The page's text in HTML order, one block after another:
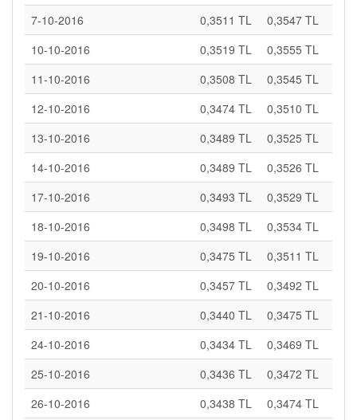
7-10-2016
0,3511 TL
0,3547 TL
10-10-2016
0,3519 TL
0,3555 TL
11-10-2016
0,3508 TL
0,3545 TL
12-10-2016
0,3474 TL
0,3510 TL
13-10-2016
0,3489 TL
0,3525 TL
14-10-2016
0,3489 TL
0,3526 TL
17-10-2016
0,3493 TL
0,3529 TL
18-10-2016
0,3498 TL
0,3534 TL
19-10-2016
0,3475 TL
0,3511 TL
20-10-2016
0,3457 TL
0,3492 TL
21-10-2016
0,3440 TL
0,3475 TL
24-10-2016
0,3434 TL
0,3469 TL
25-10-2016
0,3436 TL
0,3472 TL
26-10-2016
0,3438 TL 0,3474 TL